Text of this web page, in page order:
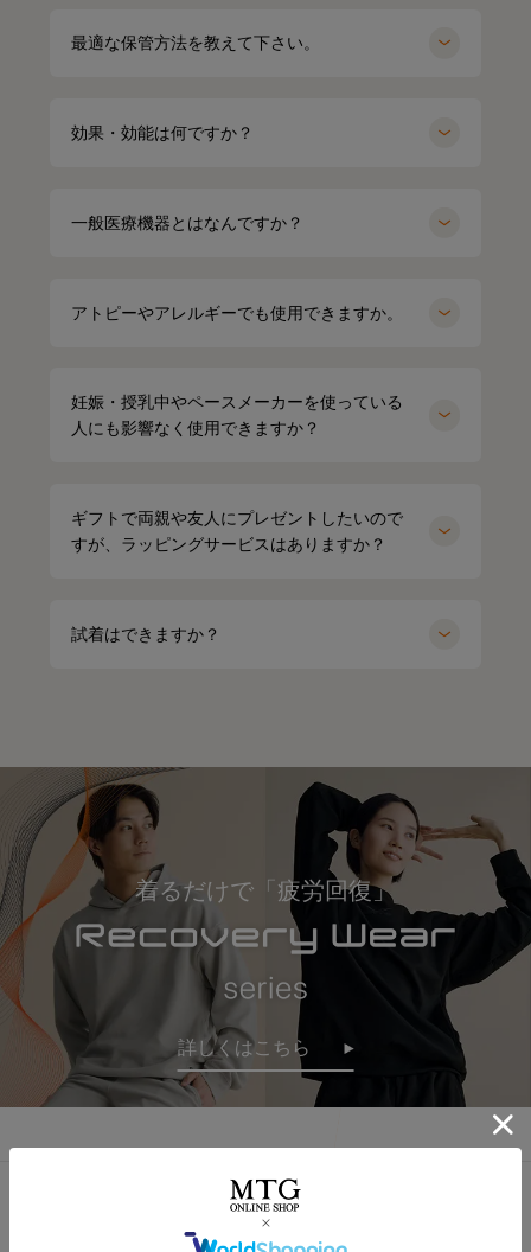
最適な保管方法を教えて下さい。
効果・効能は何ですか？
一般医療機器とはなんですか？
アトピーやアレルギーでも使用できますか。
妊娠・授乳中やペースメーカーを使っている
人にも影響なく使用できますか？
ギフトで両親や友人にプレゼントしたいので
すが、ラッピングサービスはありますか？
試着はできますか？
着るだけで「疲労回復」
詳しくはこちら
おすすめ商品・新商品はこちら